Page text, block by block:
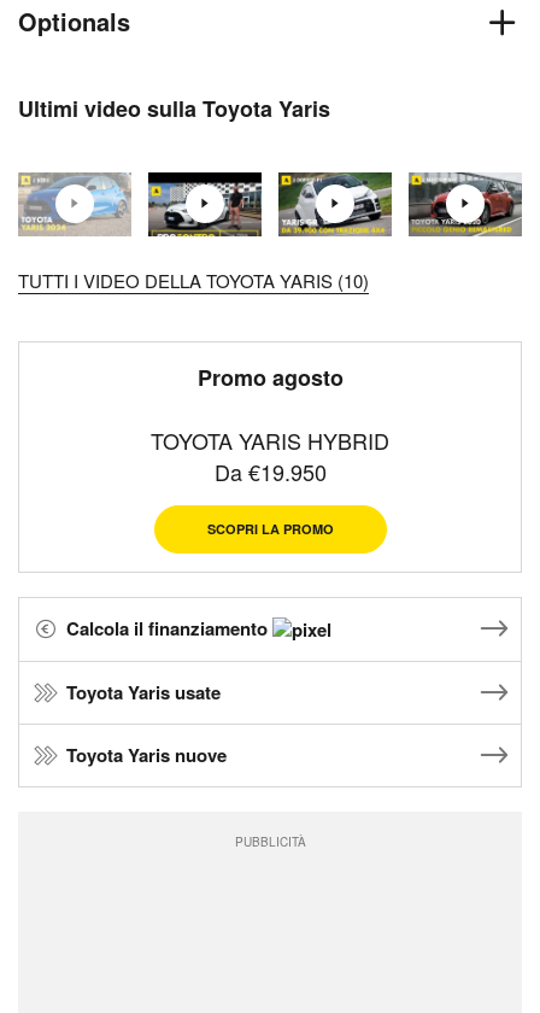
Optionals
Ultimi video sulla Toyota Yaris
TUTTI I VIDEO DELLA TOYOTA YARIS (10)
Promo agosto
TOYOTA YARIS HYBRID
Da €19.950
SCOPRI LA PROMO
Calcola il finanziamento
Toyota Yaris usate
Toyota Yaris nuove
PUBBLICITÀ